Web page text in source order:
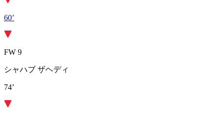
60’
FW 9
シャハブ ザヘディ
74’